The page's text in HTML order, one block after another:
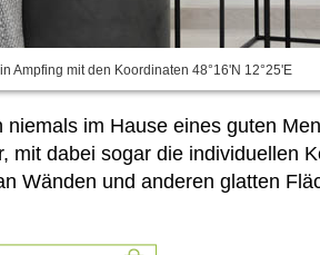
Ampfing mit den Koordinaten 48°16'N 12°25'E
im Hause eines guten
dabei sogar die individuellen
Wänden und anderen glatten